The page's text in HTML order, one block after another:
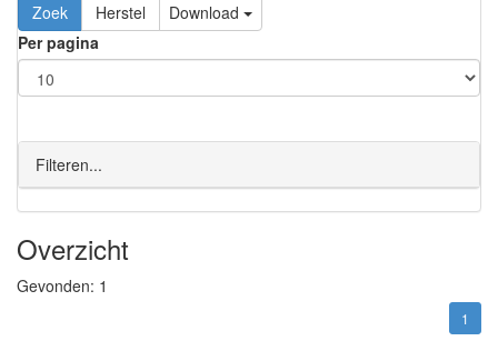
Download
Per pagina
Filteren...
Overzicht
Gevonden: 1
1